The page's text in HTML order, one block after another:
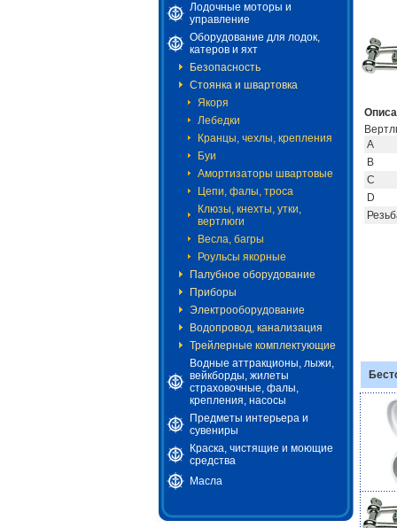
Лодочные моторы и
управление
Оборудование для лодок,
катеров и яхт
Безопасность
Стоянка и швартовка
Якоря
Лебедки
Кранцы, чехлы, крепления
Буи
Амортизаторы швартовые
Цепи, фалы, троса
Клюзы, кнехты, утки,
вертлюги
Весла, багры
Роульсы якорные
Палубное оборудование
Приборы
Электрооборудование
Водопровод, канализация
Трейлерные комплектующие
Водные аттракционы, лыжи,
вейкборды, жилеты
страховочные, фалы,
крепления, насосы
Предметы интерьера и
сувениры
Краска, чистящие и моющие
средства
Масла
А
B
C
D